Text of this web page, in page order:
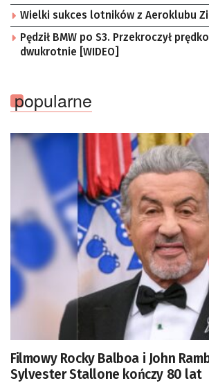
Wielki sukces lotników z Aeroklubu
Pędził BMW po S3. Przekroczył
dwukrotnie [WIDEO]
popularne
Filmowy Rocky Balboa i John
Sylvester Stallone kończy 80 lat